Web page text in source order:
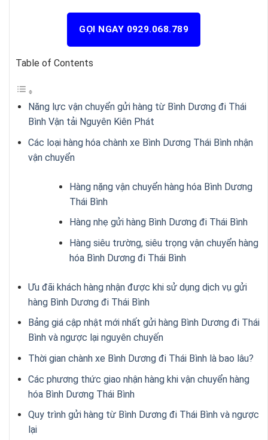
GỌI NGAY 0929.068.789
Table of Contents
Năng lực vận chuyển gửi hàng từ Bình Dương đi Thái
Bình Vận tải Nguyên Kiên Phát
Các loại hàng hóa chành xe Bình Dương Thái Bình nhận
vận chuyển
Hàng nặng vận chuyển hàng hóa Bình Dương
Thái Bình
Hàng nhẹ gửi hàng Bình Dương đi Thái Bình
Hàng siêu trường, siêu trọng vận chuyển hàng
hóa Bình Dương đi Thái Bình
Ưu đãi khách hàng nhận được khi sử dụng dịch vụ gửi
hàng Bình Dương đi Thái Bình
Bảng giá cập nhật mới nhất gửi hàng Bình Dương đi Thái
Bình và ngược lại nguyên chuyến
Thời gian chành xe Bình Dương đi Thái Bình là bao lâu?
Các phương thức giao nhận hàng khi vận chuyển hàng
hóa Bình Dương Thái Bình
Quy trình gửi hàng từ Bình Dương đi Thái Bình và ngược
lại